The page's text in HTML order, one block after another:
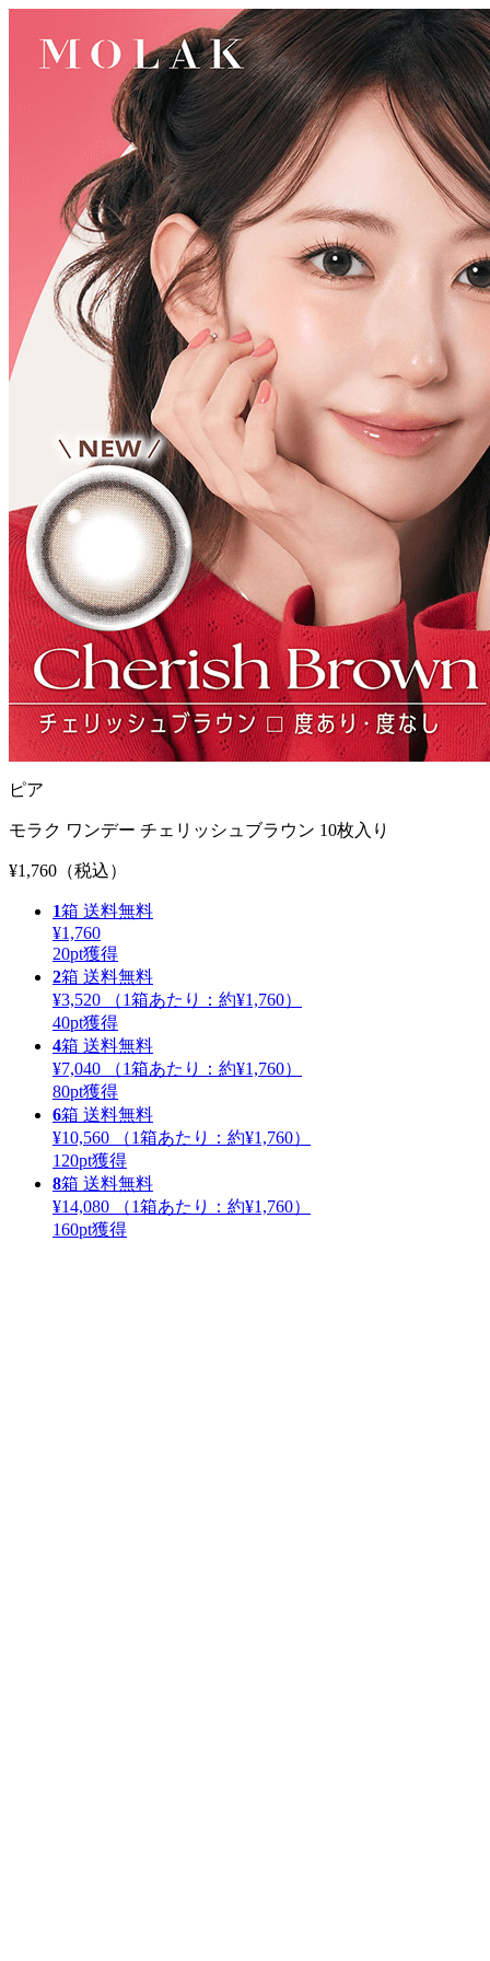
ピア
モラク ワンデー チェリッシュブラウン 10枚入り
¥1,760 （税込）
1箱 送料無料
¥1,760
20pt獲得
2箱 送料無料
¥3,520
（1箱あたり： 約¥1,760）
40pt獲得
4箱 送料無料
¥7,040
（1箱あたり： 約¥1,760）
80pt獲得
6箱 送料無料
¥10,560
（1箱あたり： 約¥1,760）
120pt獲得
8箱 送料無料
¥14,080
（1箱あたり： 約¥1,760）
160pt獲得